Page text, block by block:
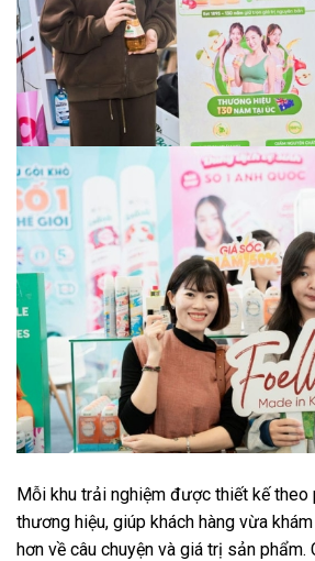
Mỗi khu trải nghiệm được thiết kế theo
thương hiệu, giúp khách hàng vừa
hơn về câu chuyện và giá trị sản phẩm.